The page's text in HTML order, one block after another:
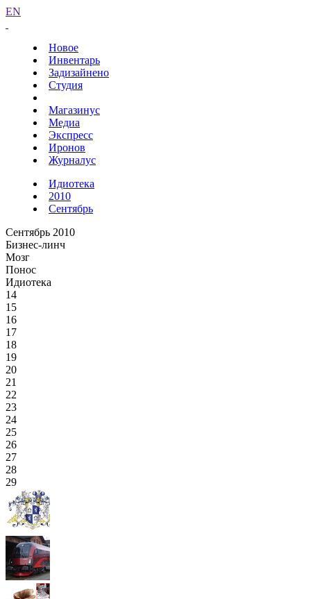
EN
Новое
Инвентарь
Задизайнено
Студия
Магазинус
Медиа
Экспресс
Иронов
Журналус
Идиотека
2010
Сентябрь
Сентябрь 2010
Бизнес-линч
Мозг
Понос
Идиотека
14
15
16
17
18
19
20
21
22
23
24
25
26
27
28
29